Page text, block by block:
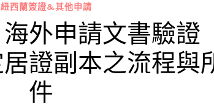
西蘭簽證&其他申請
外申請文書驗證
證副本之流程與
件